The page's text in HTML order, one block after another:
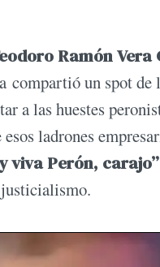
Ramón Vera
un spot de
a las huestes
ladrones
viva Perón,